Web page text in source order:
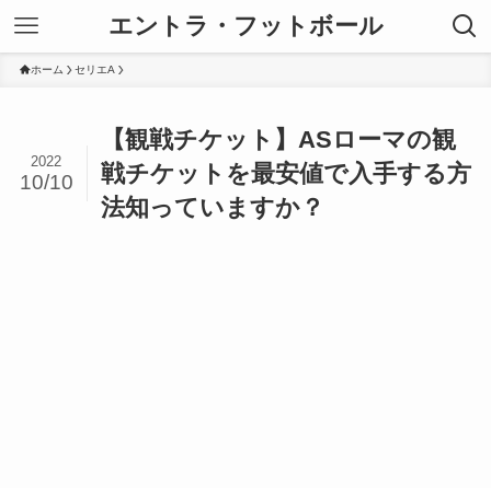
エントラ・フットボール
ホーム セリエA
【観戦チケット】ASローマの観
戦チケットを最安値で入手する方
法知っていますか？
2022
10/10